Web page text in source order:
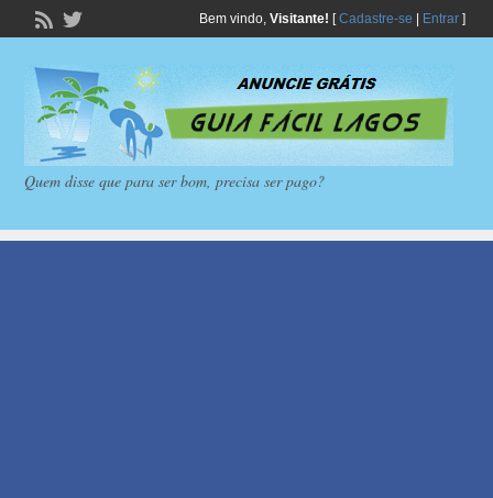
Bem vindo, Visitante! [Cadastre-se Entrar]
Quem disse que para ser bom, precisa ser pago?